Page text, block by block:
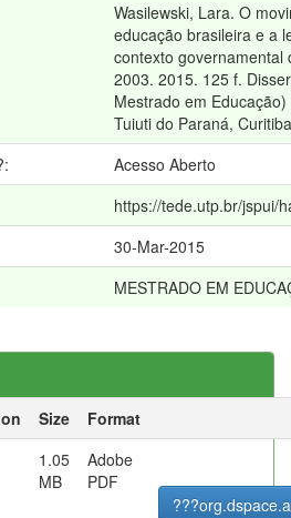
Wasilewski, Lara. O
educação brasileira e a
contexto governamental
2003. 2015. 125 f.
Mestrado em
Tuiuti do Paraná,
Acesso Aberto
https://tede.utp.br/jspui/
30-Mar-2015
MESTRADO EM
Size
Format
1.05
MB
Adobe
PDF